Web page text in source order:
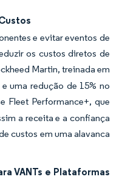
e evitar eventos de
os custos diretos de
Martin, treinada em
uma redução de 15% no
Fleet Performance+, que
a receita e a confiança
custos em uma alavanca
VANTs e Plataformas